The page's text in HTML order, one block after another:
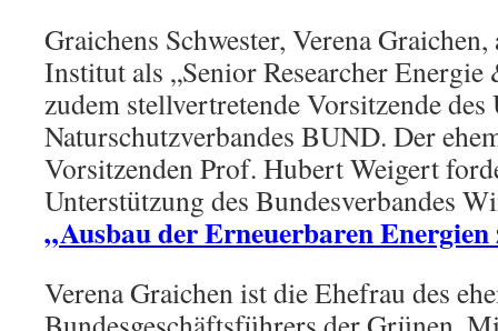
Graichens Schwester, Verena
Institut als „Senior Researcher
zudem stellvertretende Vorsitzende
Naturschutzverbandes BUND. Der
Vorsitzenden Prof. Hubert Weigert
Unterstützung des Bundesverbandes
„Ausbau der Erneuerbaren Energien
Verena Graichen ist die Ehefrau des